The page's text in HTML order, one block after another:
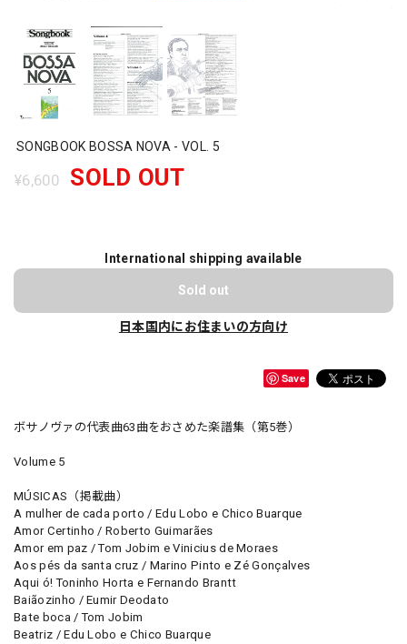
SONGBOOK BOSSA NOVA - VOL. 5
¥6,600 SOLD OUT
International shipping available
Sold out
日本国内にお住まいの方向け
Save
ボサノヴァの代表曲63曲をおさめた楽譜集（第5巻）
Volume 5
MÚSICAS（掲載曲）
A mulher de cada porto / Edu Lobo e Chico Buarque
Amor Certinho / Roberto Guimarães
Amor em paz / Tom Jobim e Vinicius de Moraes
Aos pés da santa cruz / Marino Pinto e Zé Gonçalves
Aqui ó! Toninho Horta e Fernando Brantt
Baiãozinho / Eumir Deodato
Bate boca / Tom Jobim
Beatriz / Edu Lobo e Chico Buarque